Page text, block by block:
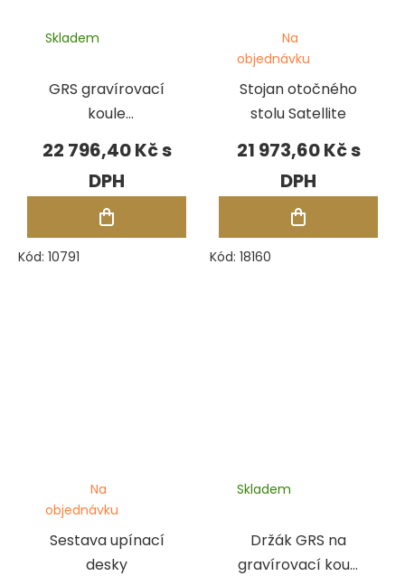
GRS gravírovací
koule
StandardBlock
Skladem
22 796,40 Kč
Kód: 10791
Stojan otočného
stolu Satellite
Na
objednávku
21 973,60 Kč
Kód: 18160
Sestava upínací
desky
Na
objednávku
Držák GRS na
gravírovací kouli,
Skladem